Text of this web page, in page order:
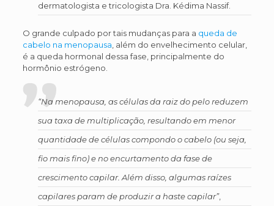
dermatologista e tricologista Dra. Kédima Nassif.
O grande culpado por tais mudanças para a queda de
cabelo na menopausa , além do envelhecimento celular,
é a queda hormonal dessa fase, principalmente do
hormônio estrógeno.
“Na menopausa, as células da raiz do pelo reduzem
sua taxa de multiplicação, resultando em menor
quantidade de células compondo o cabelo (ou seja,
fio mais fino) e no encurtamento da fase de
crescimento capilar. Além disso, algumas raízes
capilares param de produzir a haste capilar”,